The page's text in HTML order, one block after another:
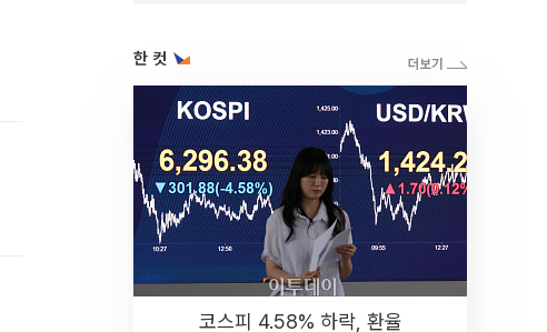
한 컷
코스피 4.58% 하락, 환율